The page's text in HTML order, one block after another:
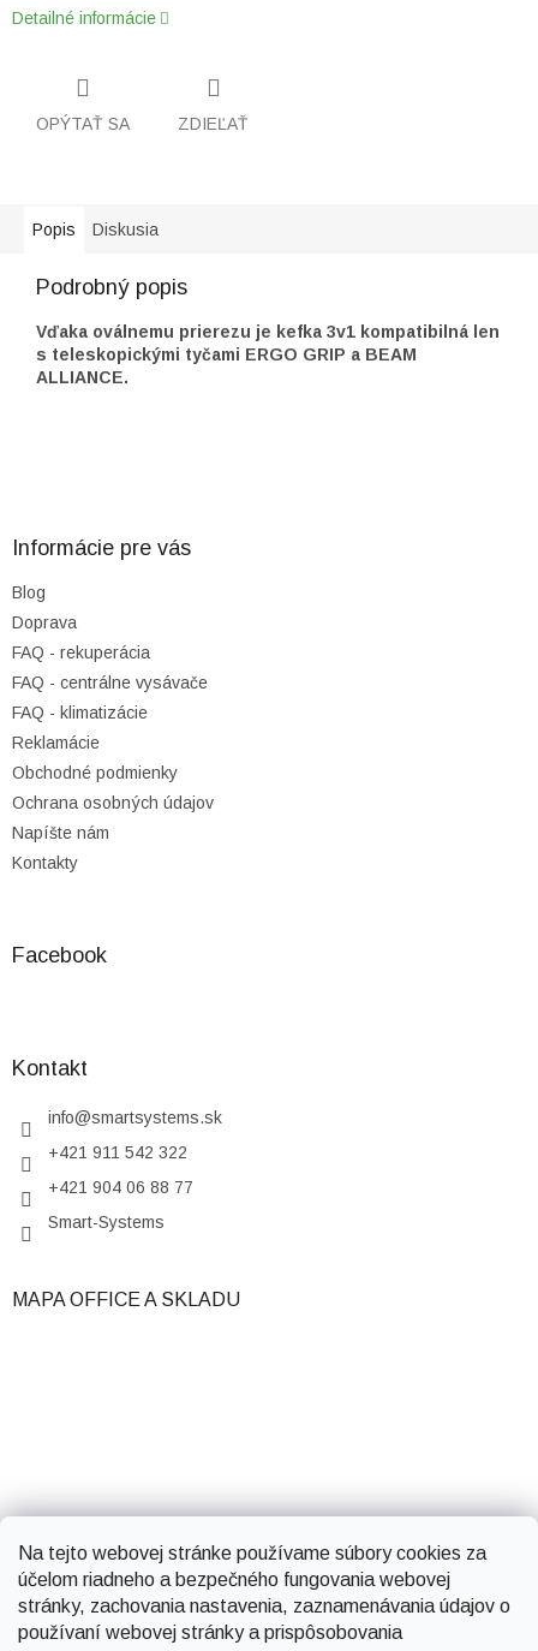
Na tejto webovej stránke používame súbory cookies za
účelom riadneho a bezpečného fungovania webovej
stránky, zachovania nastavenia, zaznamenávania údajov o
používaní webovej stránky a prispôsobovania
Detailné informácie
OPÝTAŤ SA ZDIEĽAŤ
Popis Diskusia
Podrobný popis
Vďaka oválnemu prierezu je kefka 3v1 kompatibilná len
s teleskopickými tyčami ERGO GRIP a BEAM
ALLIANCE.
Informácie pre vás
Blog
Doprava
FAQ - rekuperácia
FAQ - centrálne vysávače
FAQ - klimatizácie
Reklamácie
Obchodné podmienky
Ochrana osobných údajov
Napíšte nám
Kontakty
Facebook
Kontakt
info@smartsystems.sk
+421 911 542 322
+421 904 06 88 77
Smart-Systems
MAPA OFFICE A SKLADU